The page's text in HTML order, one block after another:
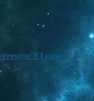
El caso